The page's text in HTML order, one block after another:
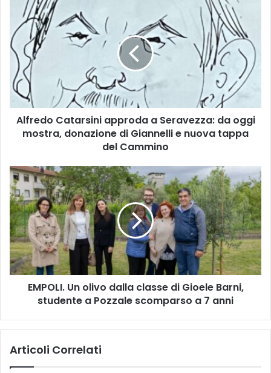
r
e
o
C
a
i
n
i
a
p
p
r
o
d
e
a
Alfredo Catarsini approda a Seravezza: da oggi
mostra, donazione di Giannelli e nuova tappa
del Cammino
E
M
P
O
L
I
.
U
n
d
EMPOLI. Un olivo dalla classe di Gioele Barni,
studente a Pozzale scomparso a 7 anni
Articoli Correlati